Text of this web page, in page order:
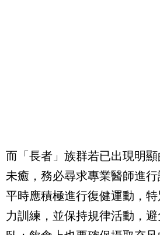
而「長者」族群若已出現明
未癒，務必尋求專業醫師進行
平時應積極進行復健運動，
力訓練，並保持規律活動，